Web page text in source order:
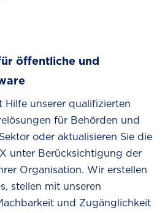
öffentliche und
Hilfe unserer qualifizierten
für Behörden und
oder aktualisieren Sie die
unter Berücksichtigung der
Organisation. Wir erstellen
stellen mit unseren
und Zugänglichkeit